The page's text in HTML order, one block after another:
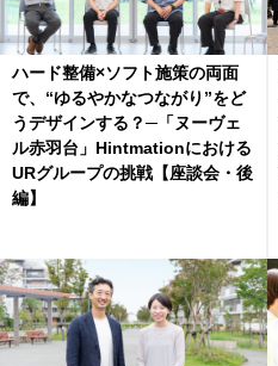
ハード整備×ソフト施策の両面
で、“ゆるやかなつながり”をど
うデザインする？─「ヌーヴェ
ル赤羽台」Hintmationにおける
URグループの挑戦【座談会・後
編】